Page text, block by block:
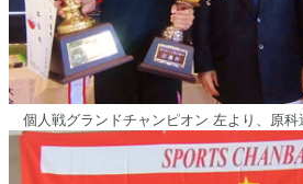
個人戦グランドチャンピオン 左より、原